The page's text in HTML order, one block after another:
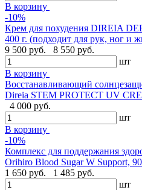
В корзину
-10%
Крем для похудения DIREIA
400 г. (подходит для рук, ног и
9 500 руб.
8 550 руб.
шт
В корзину
Восстанавливающий
Direia STEM PROTECT UV
4 000 руб.
шт
В корзину
-10%
Комплекс для поддержания
Orihiro Blood Sugar W Support,
1 650 руб.
1 485 руб.
шт